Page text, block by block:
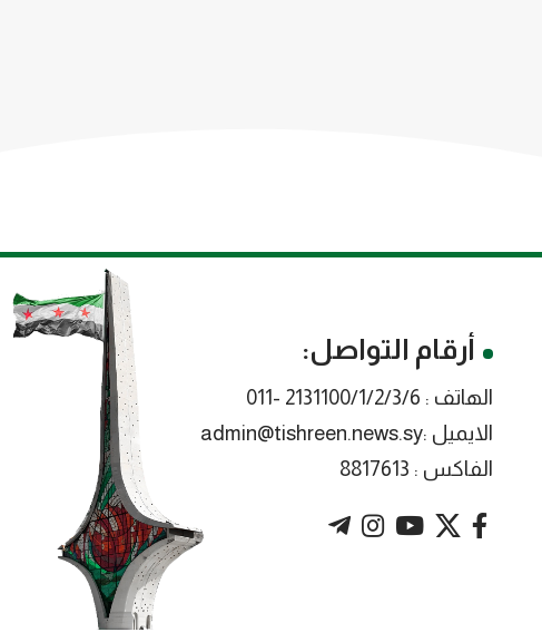
أرقام التواصل:
الهاتف : 2131100/1/2/3/6 -011
الايميل :admin@tishreen.news.sy
الفاكس : 8817613